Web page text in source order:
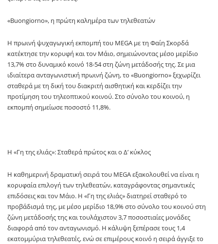
«Buongiorno», η πρώτη καλημέρα των τηλεθεατών
Η πρωινή ψυχαγωγική εκπομπή του MEGA με τη Φαίη Σκορδά
κατέκτησε την κορυφή και τον Μάιο, σημειώνοντας μέσο μερίδιο
13,7% στο δυναμικό κοινό 18-54 στη ζώνη μετάδοσής της. Σε μια
ιδιαίτερα ανταγωνιστική πρωινή ζώνη, το «Buongiorno» ξεχωρίζει
σταθερά με τη δική του διακριτή αισθητική και κερδίζει την
προτίμηση του τηλεοπτικού κοινού. Στο σύνολο του κοινού, η
εκπομπή σημείωσε ποσοστό 11,8%.
Η «Γη της ελιάς»: Σταθερά πρώτος και ο Δ’ κύκλος
Η καθημερινή δραματική σειρά του MEGA εξακολουθεί να είναι η
κορυφαία επιλογή των τηλεθεατών, καταγράφοντας σημαντικές
επιδόσεις και τον Μάιο. Η «Γη της ελιάς» διατηρεί σταθερό το
προβάδισμά της, με μέσο μερίδιο 18,9% στο σύνολο του κοινού στη
ζώνη μετάδοσής της και τουλάχιστον 3,7 ποσοστιαίες μονάδες
διαφορά από τον ανταγωνισμό. Η κάλυψη ξεπέρασε τους 1,4
εκατομμύρια τηλεθεατές, ενώ σε επιμέρους κοινό η σειρά άγγιξε το